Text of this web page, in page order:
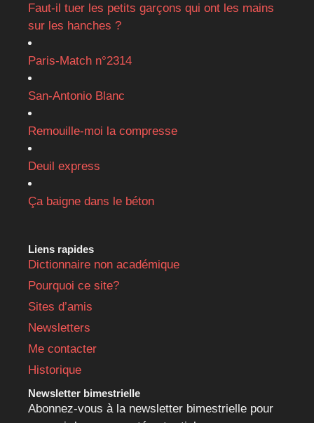
Faut-il tuer les petits garçons qui ont les mains
sur les hanches ?
Paris-Match n°2314
San-Antonio Blanc
Remouille-moi la compresse
Deuil express
Ça baigne dans le béton
Liens rapides
Dictionnaire non académique
Pourquoi ce site?
Sites d’amis
Newsletters
Me contacter
Historique
Newsletter bimestrielle
Abonnez-vous à la newsletter bimestrielle pour